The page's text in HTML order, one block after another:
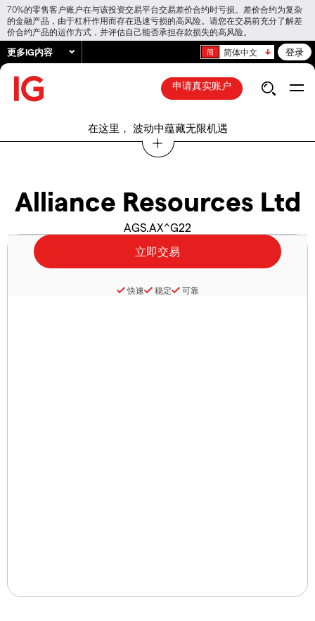
70%的零售客户账户在与该投资交易平台交易差价合约时亏损。差价合约为复杂
的金融产品，由于杠杆作用而存在迅速亏损的高风险。请您在交易前充分了解差
价合约产品的运作方式，并评估自己能否承担存款损失的高风险。
更多IG内容 简体中文 登录
申请真实账户
在这里， 波动中蕴藏无限机遇
Alliance Resources Ltd
AGS.AX^G22
快速 稳定 可靠